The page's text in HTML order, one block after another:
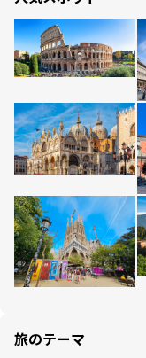
旅のテーマ